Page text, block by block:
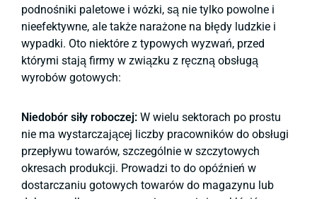
podnośniki paletowe i wózki, są nie tylko powolne i
nieefektywne, ale także narażone na błędy ludzkie i
wypadki. Oto niektóre z typowych wyzwań, przed
którymi stają firmy w związku z ręczną obsługą
wyrobów gotowych:
Niedobór siły roboczej: W wielu sektorach po prostu
nie ma wystarczającej liczby pracowników do obsługi
przepływu towarów, szczególnie w szczytowych
okresach produkcji. Prowadzi to do opóźnień w
dostarczaniu gotowych towarów do magazynu lub